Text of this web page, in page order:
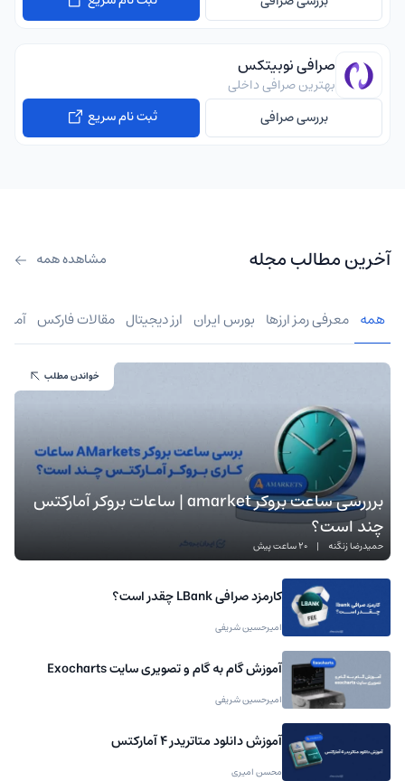
صرافی نوبیتکس
بهترین صرافی داخلی
بررسی صرافی
ثبت نام سریع
آخرین مطالب مجله مشاهده همه
همه معرفی رمز ارزها بورس ایران ارز دیجیتال مقالات فارکس
برررسی ساعت بروکر amarket | ساعات بروکر آمارکتس
چند است؟
حمیدرضا زنگنه | 20 ساعت پیش
خواندن مطلب
کارمزد صرافی LBank چقدر است؟
امیرحسین شریفی
آموزش گام به گام و تصویری سایت Exocharts
امیرحسین شریفی
آموزش دانلود متاتریدر 4 آمارکتس
محسن امیری